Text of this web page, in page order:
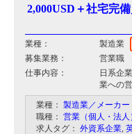
2,000USD＋社宅完
業種： 製造業
募集業務：
営業職
仕事内容：
日系企
業への
営業エ
によっ
きます。
業種： 製造業／メーカー
職種： 営業（個人・法
求人タグ： 外資系企業